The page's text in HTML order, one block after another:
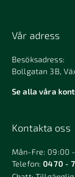
Vår adress
Besöksadress:
Bollgatan 3B,
Se alla våra
Kontakta oss
Mån-Fre: 09:00
Telefon:0470 -